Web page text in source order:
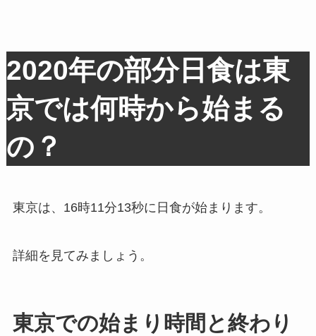
2020年の部分日食は東
京では何時から始まる
の？
東京は、16時11分13秒に日食が始まります。
詳細を見てみましょう。
東京での始まり時間と終わり